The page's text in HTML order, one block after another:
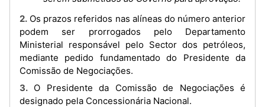
2. Os prazos referidos nas alíneas do número anterior
podem ser prorrogados pelo Departamento
Ministerial responsável pelo Sector dos petróleos,
mediante pedido fundamentado do Presidente da
Comissão de Negociações.
3. O Presidente da Comissão de Negociações é
designado pela Concessionária Nacional.